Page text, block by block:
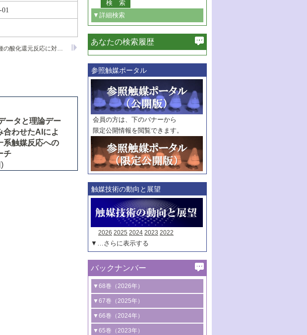
溶存レドックス化学種の酸化還元反応に対する電解重合ポリアニリン膜被覆電極の電極触媒作用
ータと理論デー
合わせたAIによ
系触媒反応への
チ
▼詳細検索
必ず含む
巻・号指定
巻
号
範囲指定
巻
号～
巻
号
触媒年鑑
年度
記事種別
マーク：
マークあり
あなたの検索履歴
参照触媒ポータル
会員の方は、下のバナーから
限定公開情報を閲覧できます。
触媒技術の動向と展望
2026 2025 2024 2023 2022
▼…さらに表示する
バックナンバー
▼68巻（2026年）
1号 過酸化水素合成に関する研究動向
2号 コンピューター技術により加速する
触媒開発
▼67巻（2025年）
1号 CO
水素化によるグリーン燃料/グリ
ーンケミカル製造
▼66巻（2024年）
1号 低次元ナノ構造を有する触媒材料
▼65巻（2023年）